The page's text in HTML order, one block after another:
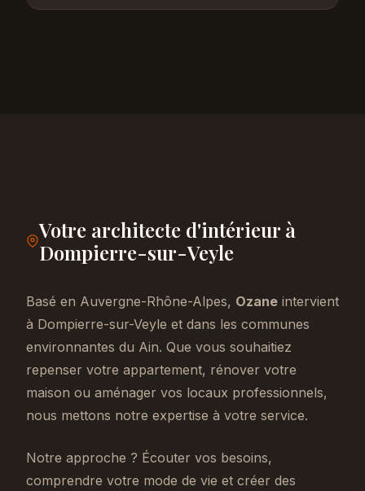
Votre architecte d'intérieur à
Dompierre-sur-Veyle
Basé en Auvergne-Rhône-Alpes, Ozane intervient
à Dompierre-sur-Veyle et dans les communes
environnantes du Ain. Que vous souhaitiez
repenser votre appartement, rénover votre
maison ou aménager vos locaux professionnels,
nous mettons notre expertise à votre service.
Notre approche ? Écouter vos besoins,
comprendre votre mode de vie et créer des